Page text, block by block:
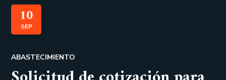
10
SEP
ABASTECIMIENTO